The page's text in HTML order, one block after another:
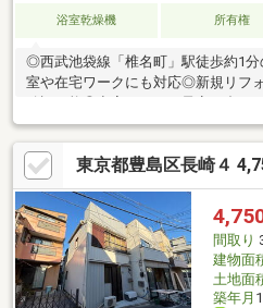
浴室乾燥機 所有権
◎西武池袋線「椎名町」駅徒歩約1
室や在宅ワークにも対応◎新規リフ
丁目アドレス、通勤通学に便利な住
♪ 見学をご希望の方は『見学予約を
約ください。 【資料請求】は上記
い。 電話からは⇒TEL0120-002-
間の目安になります♪ □現地／物件
のご相談（30分～） □ご希望条件の
東京都豊島区長崎４
間取り
建物面
土地面
築年月